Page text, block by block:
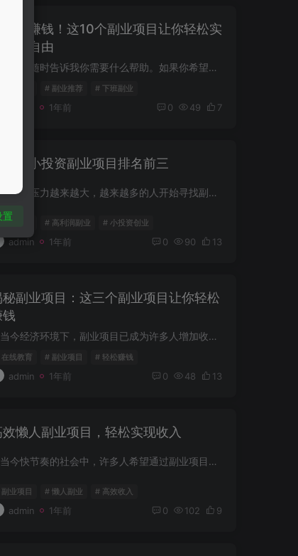
心又赚钱！这10个副业项目让你轻松实
财富自由
你好！请随时告诉我你需要什么帮助。如果你希望我继续写关于副业项目的内容，或者需要其他类型的文章，请告诉我你的具体需求！ 😊
# 副业推荐 # 下班副业
1年前 0 49 7
利润小投资副业项目排名前三
随着经济压力越来越大，越来越多的人开始寻找副业项目，以增加收入来源。尤其是一些高利润且投资少的副业项目，更是成了求职者和创业者的首选。今天我们来看看哪些副业项目符合“高利润”和“小...
业项目 # 高利润副业 # 小投资创业
admin 1年前 0 90 13
秘副业项目：这三个副业项目让你轻松
钱
在当今经济环境下，副业项目已成为许多人增加收入的重要途径。无论是为了应对经济压力，还是为了实现财富自由，副业项目都能为你提供额外的收入来源。今天，我们为大家揭秘三个高潜力的副业项目...
线教育 # 副业项目 # 轻松赚钱
admin 1年前 0 48 13
效懒人副业项目，轻松实现收入
在当今快节奏的社会中，许多人希望通过副业项目来增加收入，但却普遍面临时间不足、精力有限的困扰。是否有一些适合“懒人”的副业项目，可以实现收入增长却不占用太多时间？答案是肯定的！以下...
业项目 # 懒人副业 # 高效收入
admin 1年前 0 102 9
置